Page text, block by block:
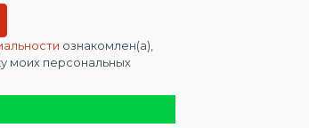
ознакомлен(а),
моих персональных